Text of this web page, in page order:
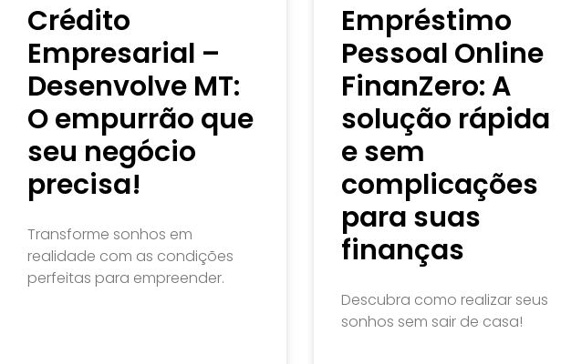
Crédito
Empresarial –
Desenvolve MT:
O empurrão que
seu negócio
precisa!
Transforme sonhos em
realidade com as condições
perfeitas para empreender.
Empréstimo
Pessoal Online
FinanZero: A
solução rápida
e sem
complicações
para suas
finanças
Descubra como realizar seus
sonhos sem sair de casa!